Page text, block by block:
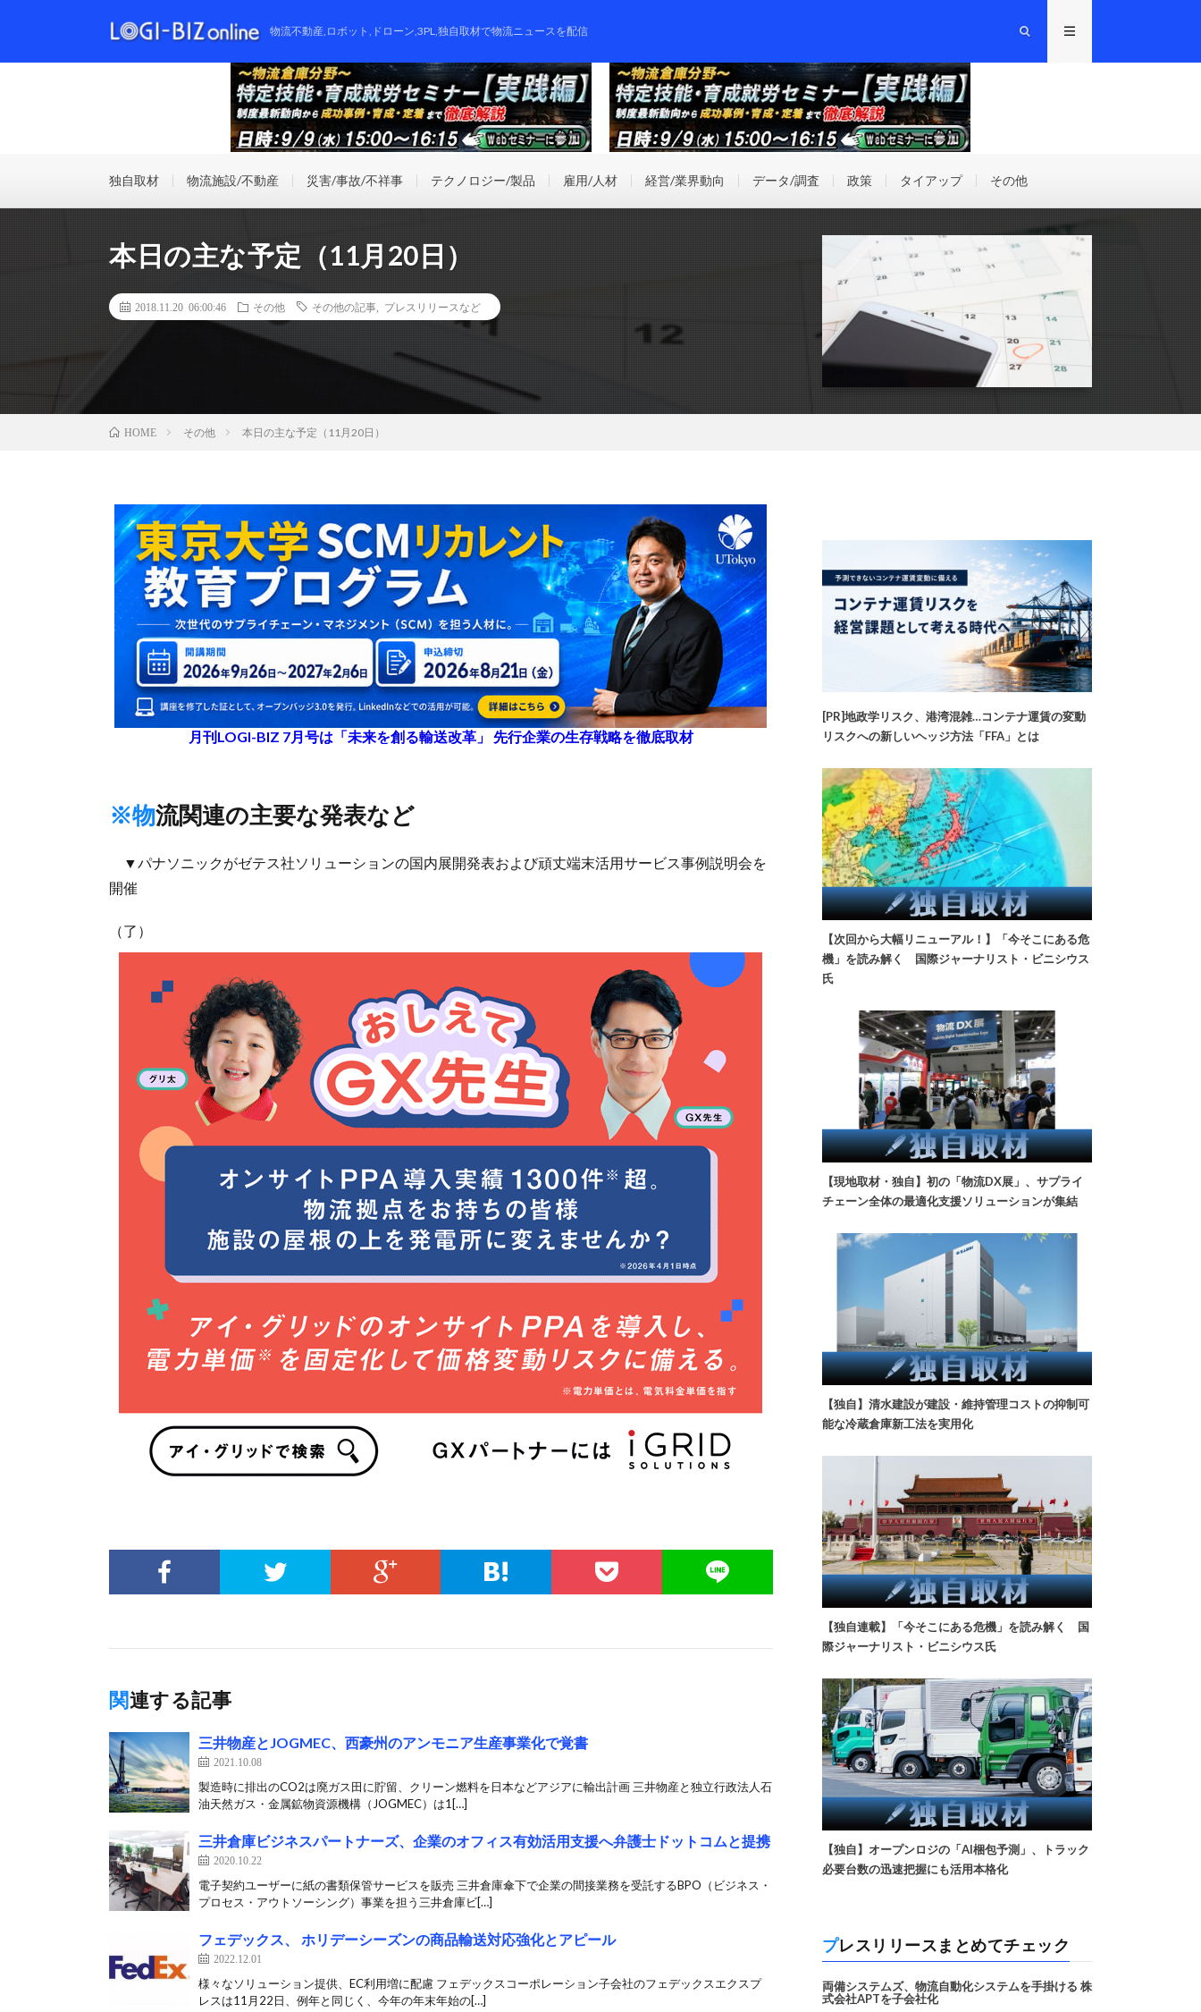
物流不動産,ロボット,ドローン,3PL,独自取材で物流ニュースを配信
独自取材 物流施設/不動産 災害/事故/不祥事 テクノロジー/製品 雇用/人材 経営/業界動向 データ/調査 政策 タイアップ その他
本日の主な予定（11月20日）
2018.11.20 06:00:46 その他 その他の記事 プレスリリースなど
HOME その他 本日の主な予定（11月20日）
月刊LOGI-BIZ 7月号は「未来を創る輸送改革」 先行企業の生存戦略を徹底取材
※物流関連の主要な発表など
▼パナソニックがゼテス社ソリューションの国内展開発表および頑丈端末活用サービス事例説明会を
開催
（了）
関連する記事
三井物産とJOGMEC、西豪州のアンモニア生産事業化で覚書
2021.10.08
製造時に排出のCO2は廃ガス田に貯留、クリーン燃料を日本などアジアに輸出計画 三井物産と独立行政法人石
油天然ガス・金属鉱物資源機構（JOGMEC）は1[…]
三井倉庫ビジネスパートナーズ、企業のオフィス有効活用支援へ弁護士ドットコムと提携
2020.10.22
電子契約ユーザーに紙の書類保管サービスを販売 三井倉庫傘下で企業の間接業務を受託するBPO（ビジネス・
プロセス・アウトソーシング）事業を担う三井倉庫ビ[…]
フェデックス、 ホリデーシーズンの商品輸送対応強化とアピール
2022.12.01
様々なソリューション提供、EC利用増に配慮 フェデックスコーポレーション子会社のフェデックスエクスプ
レスは11月22日、例年と同じく、今年の年末年始の[…]
[PR]地政学リスク、港湾混雑…コンテナ運賃の変動
リスクへの新しいヘッジ方法「FFA」とは
【次回から大幅リニューアル！】「今そこにある危
機」を読み解く 国際ジャーナリスト・ビニシウス
氏
【現地取材・独自】初の「物流DX展」、サプライ
チェーン全体の最適化支援ソリューションが集結
【独自】清水建設が建設・維持管理コストの抑制可
能な冷蔵倉庫新工法を実用化
【独自連載】「今そこにある危機」を読み解く 国
際ジャーナリスト・ビニシウス氏
【独自】オープンロジの「AI梱包予測」、トラック
必要台数の迅速把握にも活用本格化
プレスリリースまとめてチェック
両備システムズ、物流自動化システムを手掛ける 株
式会社APTを子会社化